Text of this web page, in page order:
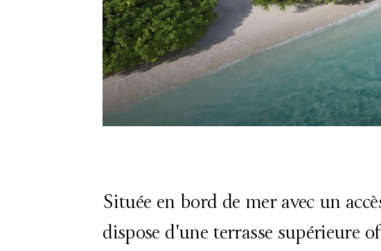
Située en bord de mer avec un
dispose d'une terrasse supérieure